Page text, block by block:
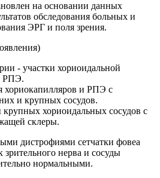
на основании данных
обследования больных и
ЭРГ и поля зрения.
- участки хориоидальной
РПЭ.
хориокапилляров и РПЭ с
и крупных сосудов.
хориоидальных сосудов с
склеры.
дистрофиями сетчатки фовеа
зрительного нерва и сосуды
нормальными.